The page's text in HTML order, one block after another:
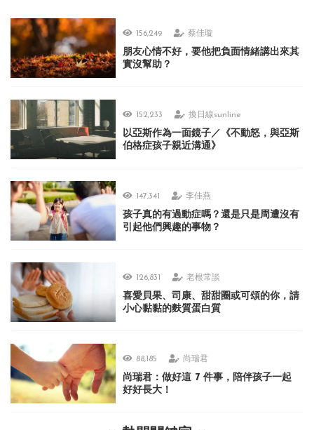
156,249 蔡佳璇
朋友心情不好，要他把負面情緒講出來其
實沒幫助？
152,233 換日線sunline
以亞斯作為一面鏡子／《不動怒，與亞斯
伯格症孩子親近溝通》
147,341 李佳燕
孩子真的有過動症嗎？還是只是周遭沒有
引起他們興趣的事物？
126,831 老根常談
喜愛貝果、司康、甜甜圈或可頌的你，請
小心黏黏的麩質蛋白質
88,185 尚瑞君
尚瑞君：做好這 7 件事，陪伴孩子一起
好好長大！